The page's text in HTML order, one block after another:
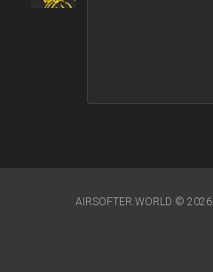
AIRSOFTER.WORLD © 2026